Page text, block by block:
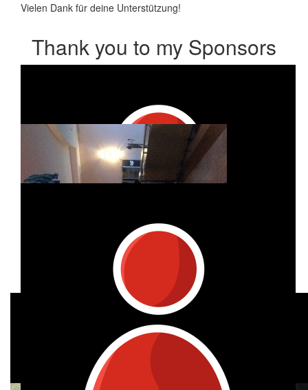
Vielen Dank für deine Unterstützung!
Thank you to my Sponsors
Paul Rieger
Brigitte Kupka
My Gallery